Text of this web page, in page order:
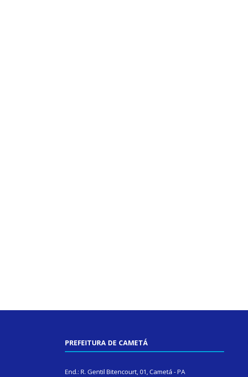
PREFEITURA DE CAMETÁ
End.: R. Gentil Bitencourt, 01, Cametá - PA